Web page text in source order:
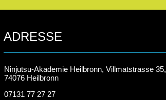
ADRESSE
Ninjutsu-Akademie Heilbronn, Villmatstrasse 35,
74076 Heilbronn
07131 77 27 27